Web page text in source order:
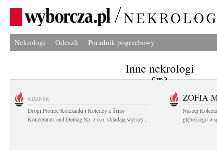
Nekrologi Odeszli Poradnik pogrzebowy
Inne nekrologi
GDAŃSK
Drogi Piotrze Koleżanki i Koledzy z firmy
Konecranes and Demag Sp. z o.o. składają wyrazy...
ZOFIA
Naszej
głębokiego